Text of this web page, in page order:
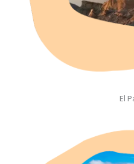
El